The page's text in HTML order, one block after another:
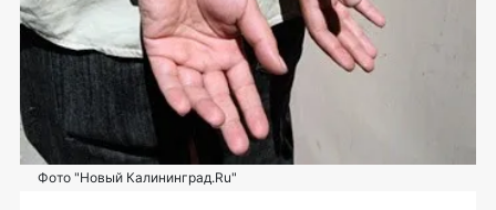
Фото "Новый Калининград.Ru"